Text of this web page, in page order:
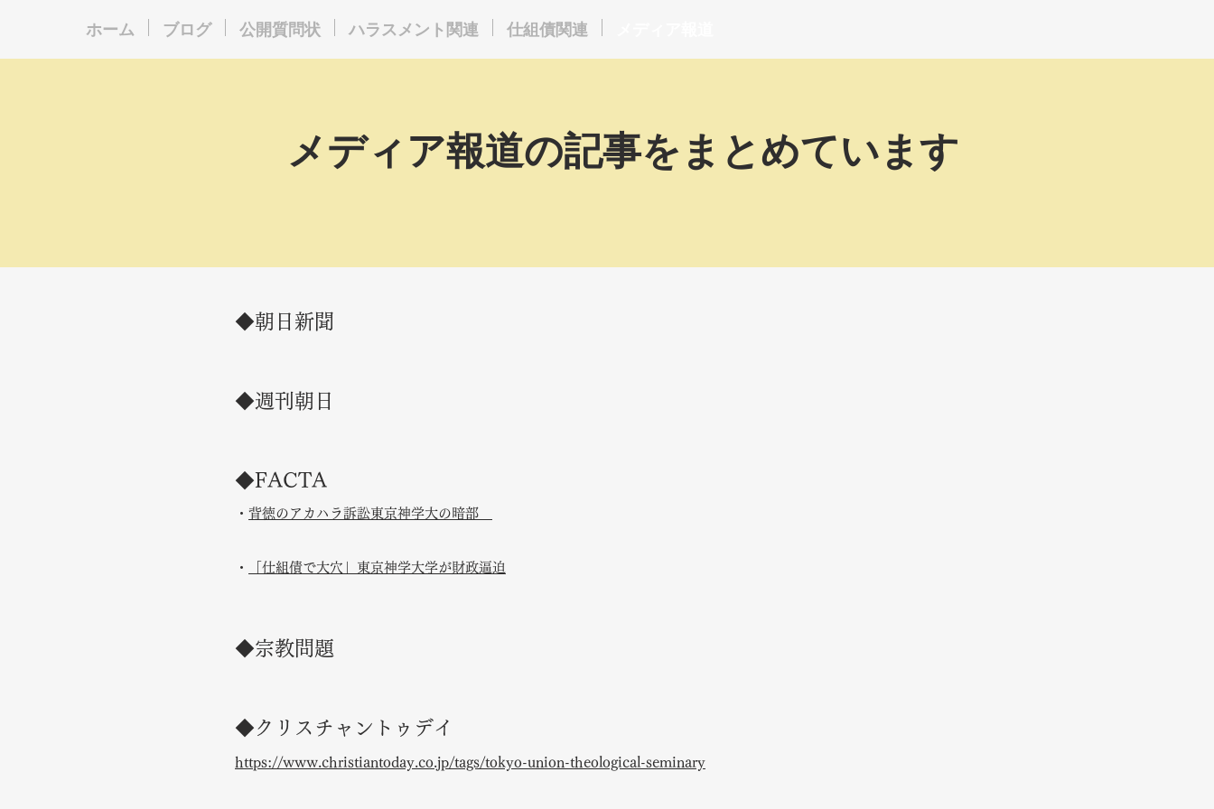
​メディア報道の記事をまとめています
​◆朝日新聞
◆週刊朝日
◆FACTA
・ 背徳のアカハラ訴訟東京神学大の暗部
​・ 「仕組債で大穴」東京神学大学が財政逼迫
◆宗教問題
◆クリスチャントゥデイ​​
https://www.christiantoday.co.jp/tags/tokyo-union-theological-seminary
ホーム ブログ 公開質問状 ハラスメント関連 仕組債関連